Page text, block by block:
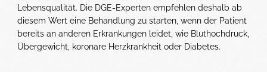
Lebensqualität. Die DGE-Experten empfehlen deshalb ab
diesem Wert eine Behandlung zu starten, wenn der Patient
bereits an anderen Erkrankungen leidet, wie Bluthochdruck,
Übergewicht, koronare Herzkrankheit oder Diabetes.